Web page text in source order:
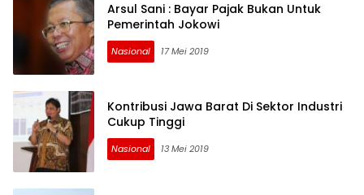
Arsul Sani : Bayar Pajak Bukan Untuk
Pemerintah Jokowi
Nasional 17 Mei 2019
Kontribusi Jawa Barat Di Sektor Industri
Cukup Tinggi
Nasional 13 Mei 2019